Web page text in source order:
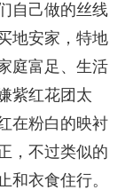
自己做的丝线
地安家，特地
庭富足、生活
紫红花团太
在粉白的映衬
，不过类似的
和衣食住行。